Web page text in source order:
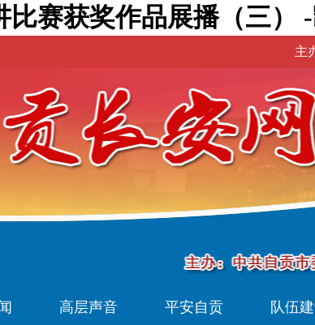
赛获奖作品展播（三）
主
高层声音 平安自贡 队伍